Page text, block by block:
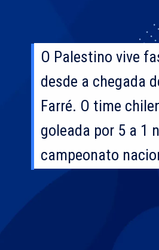
O Palestino vive
desde a chegada
Farré. O time
goleada por 5 a 1
campeonato
O Palestino vive
desde a chegada
Farré. O time
goleada por 5 a 1
campeonato